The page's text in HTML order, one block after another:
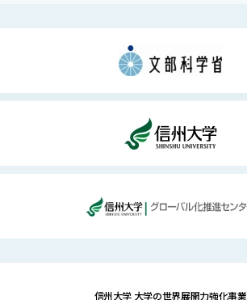
信州大学 大学の世界展開力強化事業